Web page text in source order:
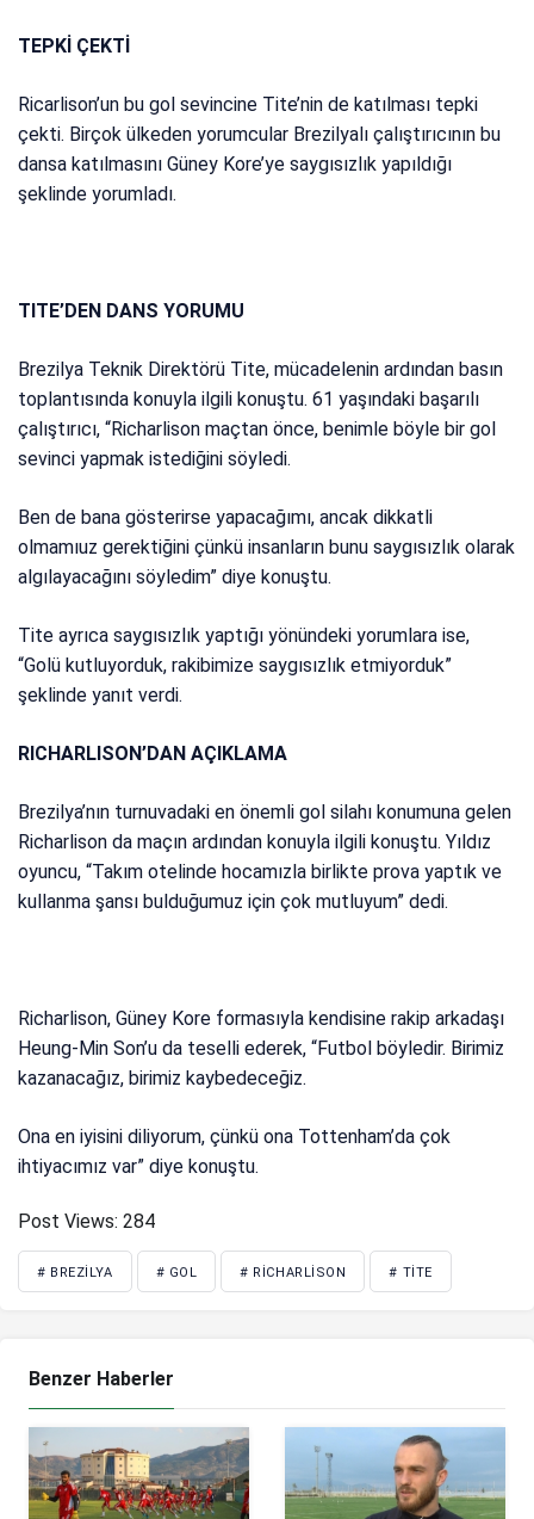
TEPKİ ÇEKTİ
Ricarlison’un bu gol sevincine Tite’nin de katılması tepki
çekti. Birçok ülkeden yorumcular Brezilyalı çalıştırıcının bu
dansa katılmasını Güney Kore’ye saygısızlık yapıldığı
şeklinde yorumladı.
TITE’DEN DANS YORUMU
Brezilya Teknik Direktörü Tite, mücadelenin ardından basın
toplantısında konuyla ilgili konuştu. 61 yaşındaki başarılı
çalıştırıcı, “Richarlison maçtan önce, benimle böyle bir gol
sevinci yapmak istediğini söyledi.
Ben de bana gösterirse yapacağımı, ancak dikkatli
olmamıuz gerektiğini çünkü insanların bunu saygısızlık olarak
algılayacağını söyledim” diye konuştu.
Tite ayrıca saygısızlık yaptığı yönündeki yorumlara ise,
“Golü kutluyorduk, rakibimize saygısızlık etmiyorduk”
şeklinde yanıt verdi.
RICHARLISON’DAN AÇIKLAMA
Brezilya’nın turnuvadaki en önemli gol silahı konumuna gelen
Richarlison da maçın ardından konuyla ilgili konuştu. Yıldız
oyuncu, “Takım otelinde hocamızla birlikte prova yaptık ve
kullanma şansı bulduğumuz için çok mutluyum” dedi.
Richarlison, Güney Kore formasıyla kendisine rakip arkadaşı
Heung-Min Son’u da teselli ederek, “Futbol böyledir. Birimiz
kazanacağız, birimiz kaybedeceğiz.
Ona en iyisini diliyorum, çünkü ona Tottenham’da çok
ihtiyacımız var” diye konuştu.
Post Views: 284
# BREZILYA # GOL # RICHARLISON # TITE
Benzer Haberler